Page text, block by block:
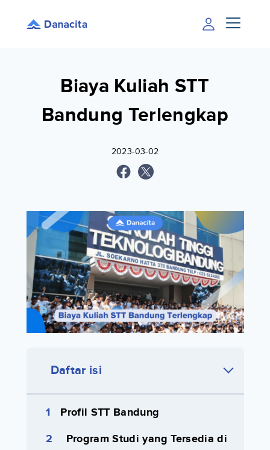
Biaya Kuliah STT
Bandung Terlengkap
2023-03-02
Daftar isi
Profil STT Bandung
Program Studi yang Tersedia di